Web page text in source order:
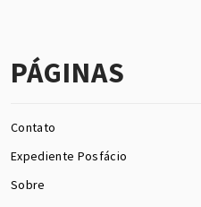
PÁGINAS
Contato
Expediente Posfácio
Sobre